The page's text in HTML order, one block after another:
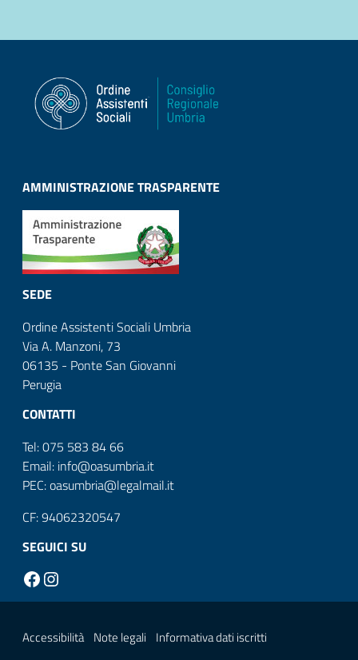
AMMINISTRAZIONE TRASPARENTE
SEDE
Ordine Assistenti Sociali Umbria
Via A. Manzoni, 73
06135 - Ponte San Giovanni
Perugia
CONTATTI
Tel: 075 583 84 66
Email: info@oasumbria.it
PEC: oasumbria@legalmail.it
CF: 94062320547
SEGUICI SU
Facebook
Sezione Link Utili
Accessibilità Note legali Informativa dati iscritti